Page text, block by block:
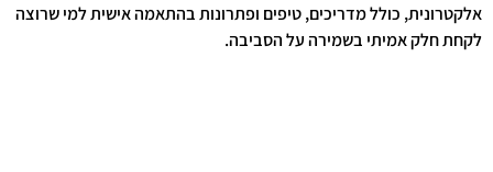
אלקטרונית, כולל מדריכים, טיפים ופתרונות בהתאמה אישית למי שרוצה
לקחת חלק אמיתי בשמירה על הסביבה.